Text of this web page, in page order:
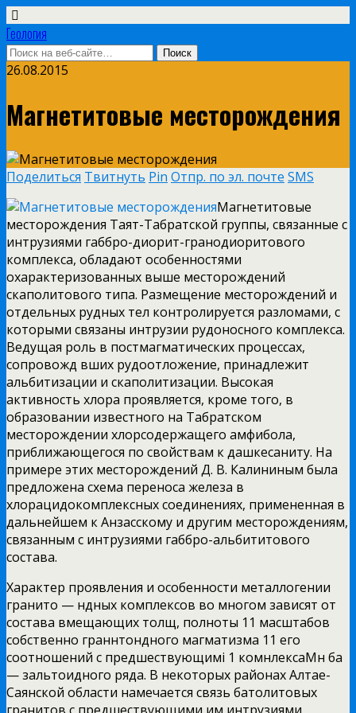
Геология
26.08.2015
Магнетитовые месторождения
Поделиться Твитнуть Pin Отпр. по эл. почте SMS
Магнетитовые
месторождения Таят-Табратской группы, связанные с
интрузиями габбро-диорит-гранодиоритового
комплекса, обладают особенностями
охарактеризованных выше месторождений
скаполитового типа. Размещение месторождений и
отдельных рудных тел контролируется разломами, с
которыми связаны интрузии рудоносного комплекса.
Ведущая роль в постмагматических процессах,
сопровожд вших рудоотложение, принадлежит
альбитизации и скаполитизации. Высокая
активность хлора проявляется, кроме того, в
образовании известного на Табратском
месторождении хлорсодержащего амфибола,
приближающегося по свойствам к дашкесаниту. На
примере этих месторождений Д. В. Калининым была
предложена схема переноса железа в
хлорацидокомплексных соединениях, примененная в
дальнейшем к Анзасскому и другим месторождениям,
связанным с интрузиями габбро-альбититового
состава.
Характер проявления и особенности металлогении
гранито — ндных комплексов во многом зависят от
состава вмещающих толщ, полноты 11 масштабов
собственно граннтондного магматизма 11 его
соотношений с предшествующимi 1 комнлексаМн ба
— зальтоидного ряда. В некоторых районах Алтае-
Саянской области намечается связь батолитовых